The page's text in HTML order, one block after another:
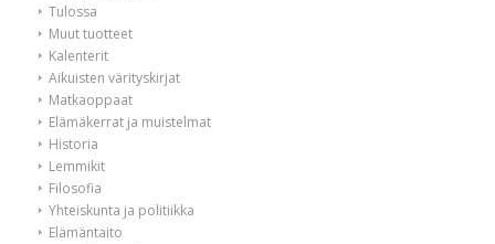
Tulossa
Muut tuotteet
Kalenterit
Aikuisten värityskirjat
Matkaoppaat
Elämäkerrat ja muistelmat
Historia
Lemmikit
Filosofia
Yhteiskunta ja politiikka
Elämäntaito